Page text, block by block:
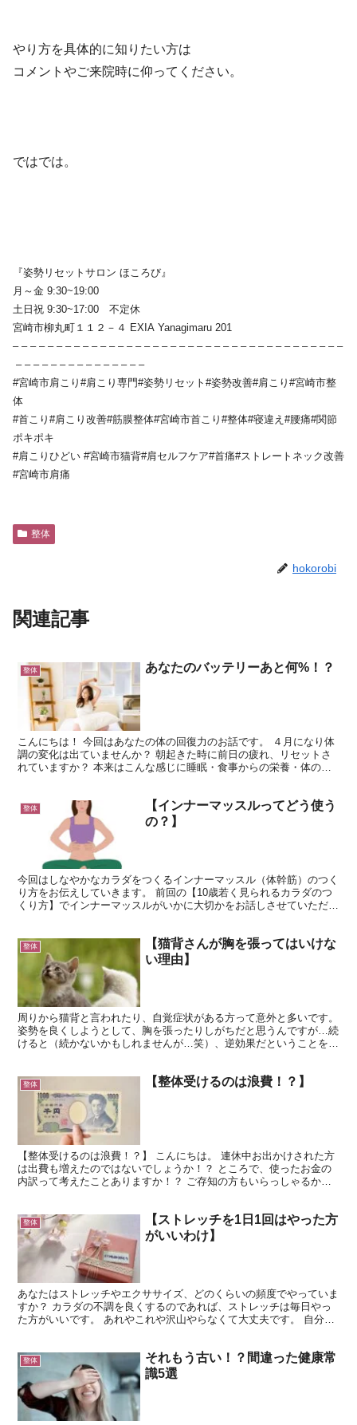
やり方を具体的に知りたい方は
コメントやご来院時に仰ってください。
ではでは。
『姿勢リセットサロン ほころび』
月～金 9:30~19:00
土日祝 9:30~17:00 不定休
宮崎市柳丸町１１２－４ EXIA Yanagimaru 201
– – – – – – – – – – – – – – – – – – – – – – – – – – – – – – – – – – – – – –
– – – – – – – – – – – – – – –
#宮崎市肩こり#肩こり専門#姿勢リセット#姿勢改善#肩こり#宮崎市整
体
#首こり#肩こり改善#筋膜整体#宮崎市首こり#整体#寝違え#腰痛#関節
ポキポキ
#肩こりひどい #宮崎市猫背#肩セルフケア#首痛#ストレートネック改善
#宮崎市肩痛
整体
hokorobi
関連記事
整体 あなたのバッテリーあと何%！？
こんにちは！ 今回はあなたの体の回復力のお話です。 ４月になり体
調の変化は出ていませんか？ 朝起きた時に前日の疲れ、リセットさ
れていますか？ 本来はこんな感じに睡眠・食事からの栄養・体のセ
整体
【インナーマッスルってどう使う
の？】
今回はしなやかなカラダをつくるインナーマッスル（体幹筋）のつく
り方をお伝えしていきます。 前回の【10歳若く見られるカラダのつ
くり方】でインナーマッスルがいかに大切かをお話しさせていただき
整体
【猫背さんが胸を張ってはいけな
い理由】
周りから猫背と言われたり、自覚症状がある方って意外と多いです。
姿勢を良くしようとして、胸を張ったりしがちだと思うんですが…続
けると（続かないかもしれませんが…笑）、逆効果だということをお
整体 【整体受けるのは浪費！？】
【整体受けるのは浪費！？】 こんにちは。 連休中お出かけされた方
は出費も増えたのではないでしょうか！？ ところで、使ったお金の
内訳って考えたことありますか！？ ご存知の方もいらっしゃるかも
整体
【ストレッチを1日1回はやった方
がいいわけ】
あなたはストレッチやエクササイズ、どのくらいの頻度でやっていま
すか？ カラダの不調を良くするのであれば、ストレッチは毎日やっ
た方がいいです。 あれやこれや沢山やらなくて大丈夫です。 自分に
整体
それもう古い！？間違った健康常
識5選